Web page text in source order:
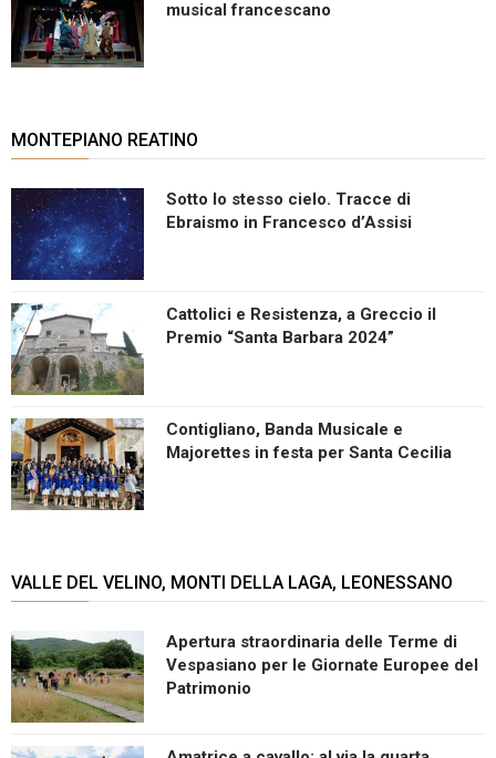
musical francescano
MONTEPIANO REATINO
Sotto lo stesso cielo. Tracce di
Ebraismo in Francesco d’Assisi
Cattolici e Resistenza, a Greccio il
Premio “Santa Barbara 2024”
Contigliano, Banda Musicale e
Majorettes in festa per Santa Cecilia
VALLE DEL VELINO, MONTI DELLA LAGA, LEONESSANO
Apertura straordinaria delle Terme di
Vespasiano per le Giornate Europee del
Patrimonio